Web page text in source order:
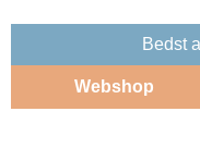
Bedst
Webshop